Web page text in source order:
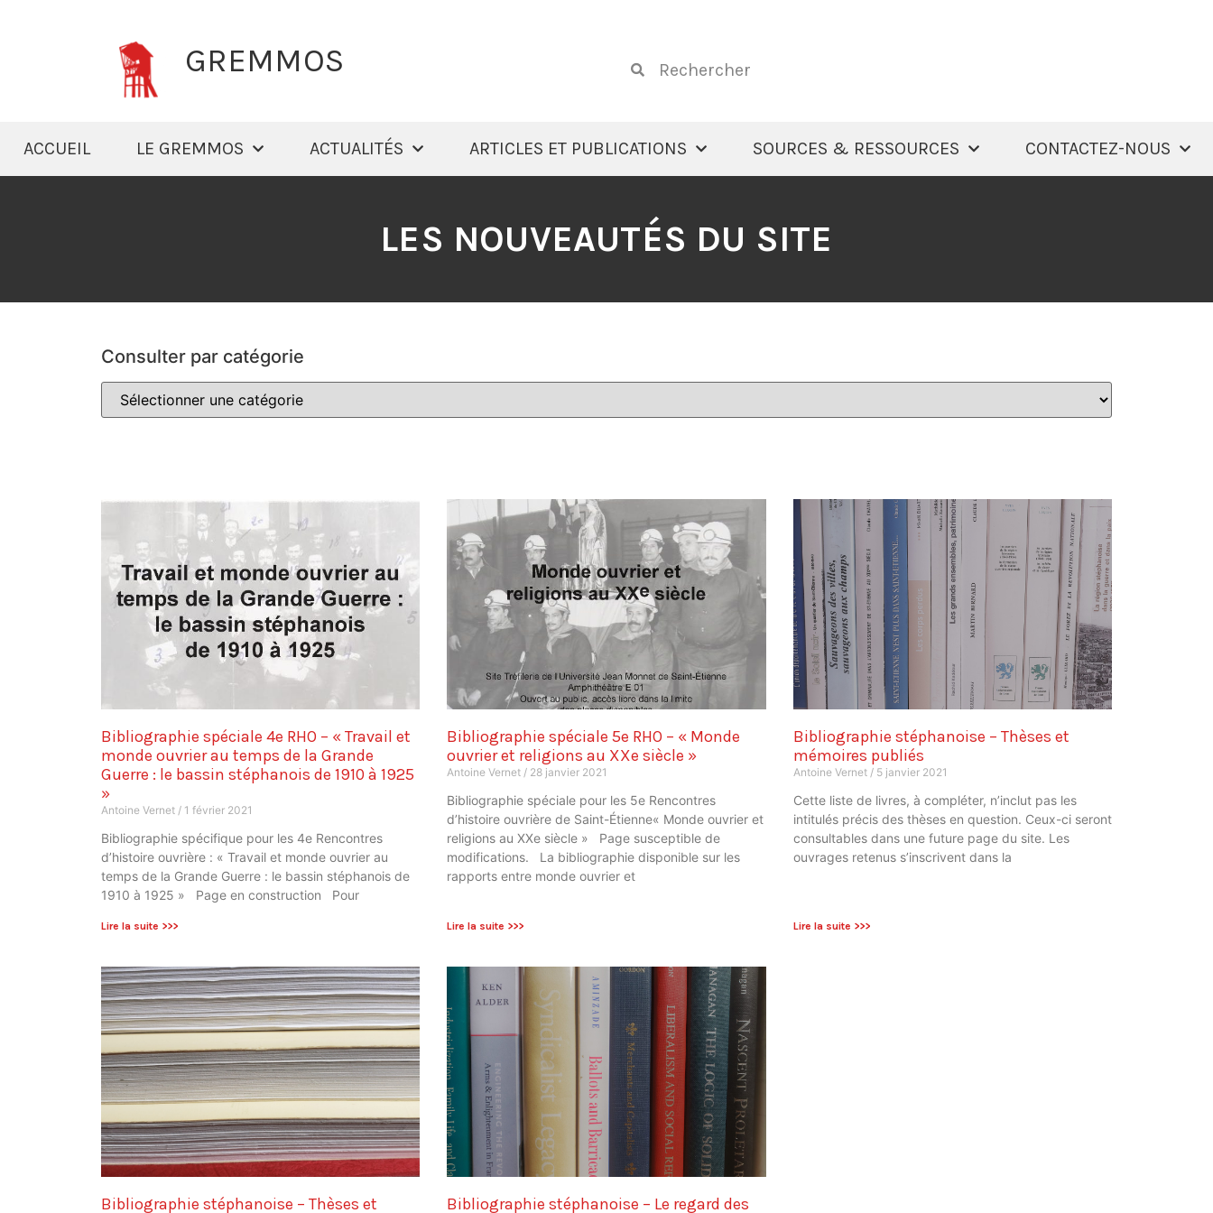
GREMMOS
ACCUEIL LE GREMMOS ACTUALITÉS ARTICLES ET PUBLICATIONS SOURCES & RESSOURCES CONTACTEZ-NOUS
LES NOUVEAUTÉS DU SITE
Consulter par catégorie
Bibliographie spéciale 4e RHO – « Travail et
monde ouvrier au temps de la Grande
Guerre : le bassin stéphanois de 1910 à 1925
»
Antoine Vernet 1 février 2021
Bibliographie spécifique pour les 4e Rencontres
d’histoire ouvrière : « Travail et monde ouvrier au
temps de la Grande Guerre : le bassin stéphanois de
1910 à 1925 » Page en construction Pour
Lire la suite >>>
Bibliographie spéciale 5e RHO – « Monde
ouvrier et religions au XXe siècle »
Antoine Vernet 28 janvier 2021
Bibliographie spéciale pour les 5e Rencontres
d’histoire ouvrière de Saint-Étienne« Monde ouvrier et
religions au XXe siècle » Page susceptible de
modifications. La bibliographie disponible sur les
rapports entre monde ouvrier et
Lire la suite >>>
Bibliographie stéphanoise – Thèses et
mémoires publiés
Antoine Vernet 5 janvier 2021
Cette liste de livres, à compléter, n’inclut pas les
intitulés précis des thèses en question. Ceux-ci seront
consultables dans une future page du site. Les
ouvrages retenus s’inscrivent dans la
Lire la suite >>>
Bibliographie stéphanoise – Thèses et
Bibliographie stéphanoise – Le regard des